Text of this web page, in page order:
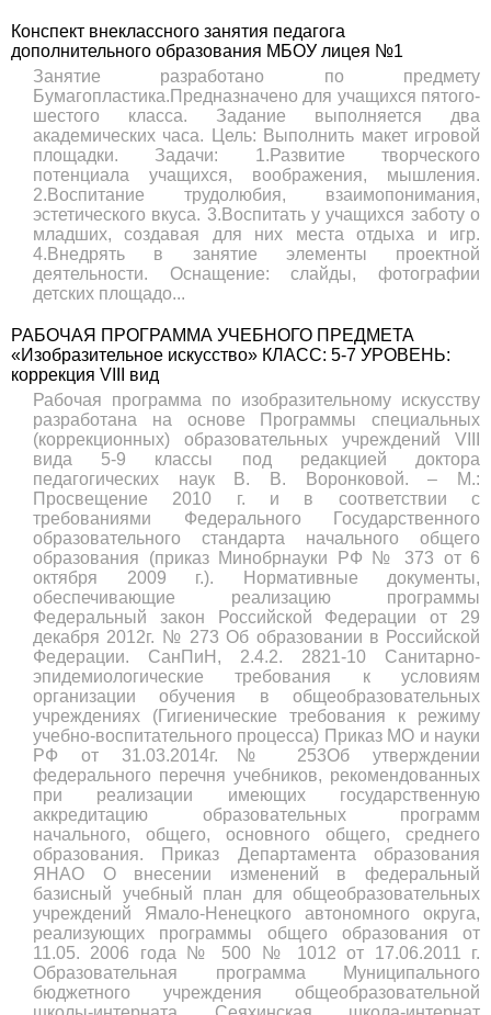
Конспект внеклассного занятия педагога
дополнительного образования МБОУ лицея №1
Занятие разработано по предмету
Бумагопластика.Предназначено для учащихся пятого-
шестого класса. Задание выполняется два
академических часа. Цель: Выполнить макет игровой
площадки. Задачи: 1.Развитие творческого
потенциала учащихся, воображения, мышления.
2.Воспитание трудолюбия, взаимопонимания,
эстетического вкуса. 3.Воспитать у учащихся заботу о
младших, создавая для них места отдыха и игр.
4.Внедрять в занятие элементы проектной
деятельности. Оснащение: слайды, фотографии
детских площадо...
РАБОЧАЯ ПРОГРАММА УЧЕБНОГО ПРЕДМЕТА
«Изобразительное искусство» КЛАСС: 5-7 УРОВЕНЬ:
коррекция VIII вид
Рабочая программа по изобразительному искусству
разработана на основе Программы специальных
(коррекционных) образовательных учреждений VIII
вида 5-9 классы под редакцией доктора
педагогических наук В. В. Воронковой. – М.:
Просвещение 2010 г. и в соответствии с
требованиями Федерального Государственного
образовательного стандарта начального общего
образования (приказ Минобрнауки РФ № 373 от 6
октября 2009 г.). Нормативные документы,
обеспечивающие реализацию программы
Федеральный закон Российской Федерации от 29
декабря 2012г. № 273 Об образовании в Российской
Федерации. СанПиН, 2.4.2. 2821-10 Санитарно-
эпидемиологические требования к условиям
организации обучения в общеобразовательных
учреждениях (Гигиенические требования к режиму
учебно-воспитательного процесса) Приказ МО и науки
РФ от 31.03.2014г.№ 253Об утверждении
федерального перечня учебников, рекомендованных
при реализации имеющих государственную
аккредитацию образовательных программ
начального, общего, основного общего, среднего
образования. Приказ Департамента образования
ЯНАО О внесении изменений в федеральный
базисный учебный план для общеобразовательных
учреждений Ямало-Ненецкого автономного округа,
реализующих программы общего образования от
11.05. 2006 года № 500 № 1012 от 17.06.2011 г.
Образовательная программа Муниципального
бюджетного учреждения общеобразовательной